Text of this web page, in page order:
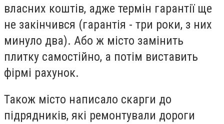
власних коштів, адже термін гарантії ще
не закінчився (гарантія - три роки, з них
минуло два). Або ж місто замінить
плитку самостійно, а потім виставить
фірмі рахунок.
Також місто написало скарги до
підрядників, які ремонтували дороги